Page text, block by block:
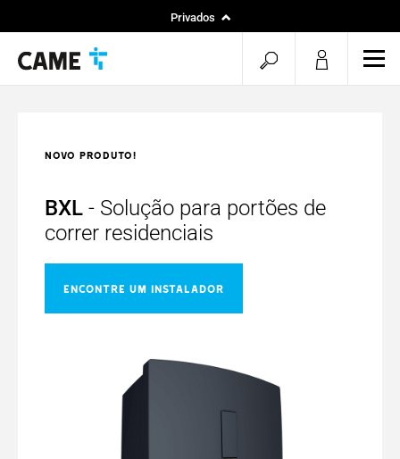
Privados
pesquisa
aberta
NOVO PRODUTO!
BXL - Solução para portões de
correr residenciais
ENCONTRE UM INSTALADOR